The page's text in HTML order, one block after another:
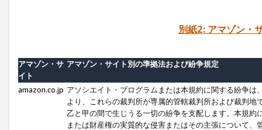
別紙2: アマゾン・
アマゾン・サ
イト
アマゾン・サイト別の準拠法および紛争規定
amazon.co.jp アソシエイト・プログラムまたは本規約に関する紛争
より、これらの裁判所が専属的管轄裁判所および裁判
乙と甲の間で生じうる一切の紛争を支配します。本規
または財産権の実質的な侵害またはその主張について